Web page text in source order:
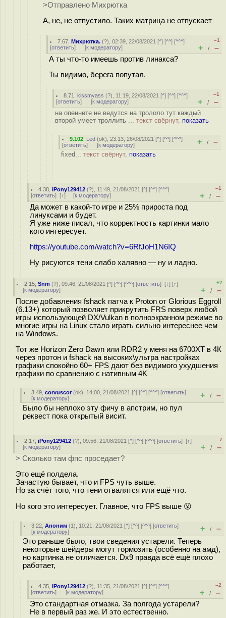
>Отправлено Михрютка
А, не, не отпустило. Таких матрица не отпускает
7.67 ,Михрютка. (?), 02:39, 22/08/2021 [^] [^^] [^^^]
[ответить] [к модератору]
–1
+ / –
А ты что-то имеешь против линакса?
Ты видимо, берега попутал.
8.71 ,kissmyass (?), 11:19, 22/08/2021 [^] [^^] [^^^]
[ответить] [к модератору]
–1
+ / –
на опеннете не ведутся на трололо тут каждый
второй умеет троллить ... текст свёрнут, показать
9.102 Led (ok), 23:13, 26/08/2021 [^] [^^] [^^^]
[ответить] [к модератору] + / –
fixed... текст свёрнут, показать
4.38 ,iPony129412 (?), 11:49, 21/08/2021 [^] [^^] [^^^]
[ответить] [↑] [к модератору]
–1
+ / –
Да может в какой-то игре и 25% прироста под
линуксами и будет.
Я уже ниже писал, что корректность картинки мало
кого интересует.
https://youtube.com/watch?v=6RfJoH1N6IQ
Ну рисуются тени слабо халявно — ну и ладно.
2.15 ,Snm (?), 09:46, 21/08/2021 [^] [^^] [^^^] [ответить][↓] [↑]
[к модератору]
+2
+ / –
После добавления fshack патча к Proton от Glorious Eggroll
(6.13+) который позволяет прикрутить FRS поверх любой
игры использующей DX/Vulkan в полноэкранном режиме во
многие игры на Linux стало играть сильно интереснее чем
на Windows.
Тот же Horizon Zero Dawn или RDR2 у меня на 6700XT в 4К
через протон и fshack на высоких\ультра настройках
графики спокойно 60+ FPS дают без видимого ухудшения
графики по сравнению с нативным 4K
3.49 ,corvuscor(ok), 14:00, 21/08/2021 [^] [^^] [^^^] [ответить]
[к модератору] + / –
Было бы неплохо эту фичу в апстрим, но пул
реквест пока открытый висит.
2.17 ,iPony129412 (?), 09:56, 21/08/2021 [^] [^^] [^^^] [ответить][↑]
[к модератору]
–7
+ / –
> Сколько там фпс проседает?
Это ещё полдела.
Зачастую бывает, что и FPS чуть выше.
Но за счёт того, что тени отвалятся или ещё что.
Но кого это интересует. Главное, что FPS выше 😮
3.22 ,Аноним (1), 10:21, 21/08/2021 [^] [^^] [^^^] [ответить]
[к модератору] + / –
Это раньше было, твои сведения устарели. Теперь
некоторые шейдеры могут тормозить (особенно на амд),
но картинка не отличается. Dx9 правда всё ещё плохо
работает,
4.35 ,iPony129412 (?), 11:35, 21/08/2021 [^] [^^] [^^^]
[ответить] [к модератору]
–2
+ / –
Это стандартная отмазка. За полгода устарели?
Не в первый раз же. И это естественно.